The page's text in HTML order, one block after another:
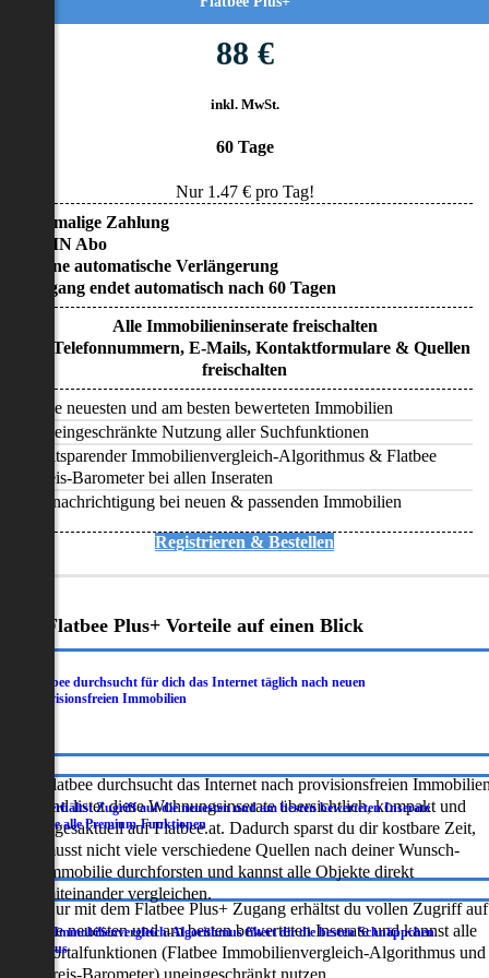
88 €
inkl. MwSt.
60 Tage
Nur 1.47€ pro Tag!
• Einmalige Zahlung
• KEIN Abo
• Keine automatische Verlängerung
• Zugang endet automatisch nach 60 Tagen
Alle Immobilieninserate freischalten
Alle Telefonnummern, E-Mails, Kontaktformulare & Quellen
freischalten
Alle neuesten und am besten bewerteten Immobilien
Uneingeschränkte Nutzung aller Suchfunktionen
Zeitsparender Immobilienvergleich-Algorithmus & Flatbee
Preis-Barometer bei allen Inseraten
Benachrichtigung bei neuen & passenden Immobilien
Registrieren & Bestellen
Flatbee Plus+ Vorteile auf einen Blick
Flatbee durchsucht für dich das Internet täglich nach neuen
provisionsfreien Immobilien
Flatbee durchsucht das Internet nach provisionsfreien
und listet diese Wohnungsinserate übersichtlich, kompakt und
tagesaktuell auf Flatbee.at. Dadurch sparst du dir kostbare Zeit,
musst nicht viele verschiedene Quellen nach deiner Wunsch-
Immobilie durchforsten und kannst alle Objekte direkt
miteinander vergleichen.
Du erhältst Zugriff auf die neuesten und am besten bewerteten Inserate
sowie alle Premium-Funktionen
Nur mit dem Flatbee Plus+ Zugang erhältst du vollen Zugriff auf
die neuesten und am besten bewerteten Inserate und kannst alle
Portalfunktionen (Flatbee Immobilienvergleich-Algorithmus und
Der Immobilienvergleich-Algorithmus filtert dir die besten Schnäppchen
heraus